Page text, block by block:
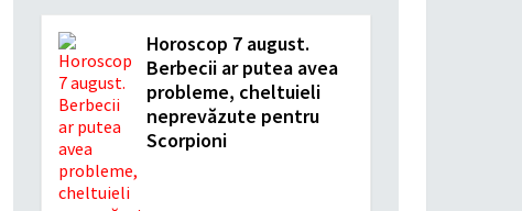
Horoscop 7 august.
Berbecii ar putea avea
probleme, cheltuieli
neprevăzute pentru
Scorpioni